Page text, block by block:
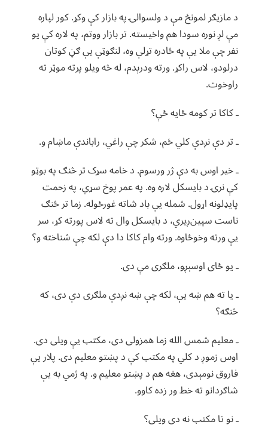
د مازیګر لمونځ مې د ولسوالۍ په بازار کې وکړ. کور لپاره
مې لږ نوره سودا هم واخیسته. تر بازار ووتم، په لاره کې یو
نفر چې ملا یې په څادره تړلې وه، لنګوټې یې ګڼ کوتان
درلودو، لاس راکړ. ورته ودرېدم، له څه ویلو پرته موټر ته
راوخوت.
ـ کاکا تر کومه ځایه ځې؟
ـ تر دې نږدې کلي ځم، شکر چې راغي، راباندې ماښام و.
ـ خیر اوس به دې ژر ورسوم. د خامه سړک تر څنګ په بوټو
کې نرۍ د بایسکل لاره وه. په عمر پوخ سړي، په زحمت
پایډلونه اړول. شمله یې باد شاته غورځوله. زما تر څنګ
ناست سپین‌ږیري، د بایسکل وال ته لاس پورته کړ، سر
یې ورته وخوځاوه. ورته وام کاکا دا دې لکه چې شناخته و؟
ـ یو ځای اوسېږو، ملګری مې دی.
ـ یا ته هم ښه یې، لکه چې ښه نږدې ملګری دې دی، که
څنګه؟
ـ معلیم شمس الله زما همزولی دی، مکتب یې ویلی دی.
اوس زموږ د کلي په مکتب کې د پښتو معلیم دی. پلار یې
فاروق نومېدی، هغه هم د پښتو معلیم و. په ژمي به یې
شاګردانو ته خط ور زده کاوو.
ـ نو تا مکتب نه دی ویلی؟